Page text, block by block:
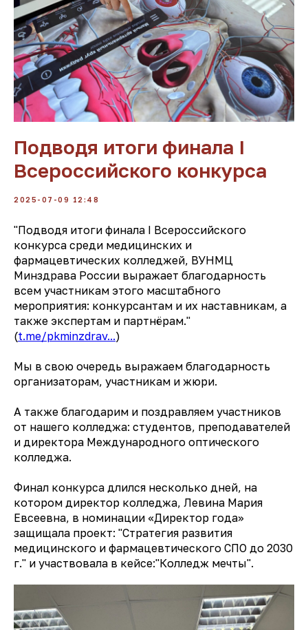
Подводя итоги финала І
Всероссийского конкурса
2025-07-09 12:48
"Подводя итоги финала І Всероссийского
конкурса среди медицинских и
фармацевтических колледжей, ВУНМЦ
Минздрава России выражает благодарность
всем участникам этого масштабного
мероприятия: конкурсантам и их наставникам, а
также экспертам и партнёрам."
(t.me/pkminzdrav...)
Мы в свою очередь выражаем благодарность
организаторам, участникам и жюри.
А также благодарим и поздравляем участников
от нашего колледжа: студентов, преподавателей
и директора Международного оптического
колледжа.
Финал конкурса длился несколько дней, на
котором директор колледжа, Левина Мария
Евсеевна, в номинации «Директор года»
защищала проект: "Стратегия развития
медицинского и фармацевтического СПО до 2030
г." и участвовала в кейсе:"Колледж мечты".